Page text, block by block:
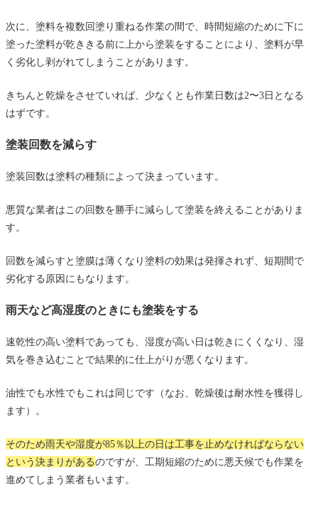
次に、塗料を複数回塗り重ねる作業の間で、時間短縮のために下に
塗った塗料が乾ききる前に上から塗装をすることにより、塗料が早
く劣化し剥がれてしまうことがあります。
きちんと乾燥をさせていれば、少なくとも作業日数は2〜3日となる
はずです。
塗装回数を減らす
塗装回数は塗料の種類によって決まっています。
悪質な業者はこの回数を勝手に減らして塗装を終えることがありま
す。
回数を減らすと塗膜は薄くなり塗料の効果は発揮されず、短期間で
劣化する原因にもなります。
雨天など高湿度のときにも塗装をする
速乾性の高い塗料であっても、湿度が高い日は乾きにくくなり、湿
気を巻き込むことで結果的に仕上がりが悪くなります。
油性でも水性でもこれは同じです（なお、乾燥後は耐水性を獲得し
ます）。
そのため雨天や湿度が85％以上の日は工事を止めなければならない
という決まりがあるのですが、工期短縮のために悪天候でも作業を
進めてしまう業者もいます。